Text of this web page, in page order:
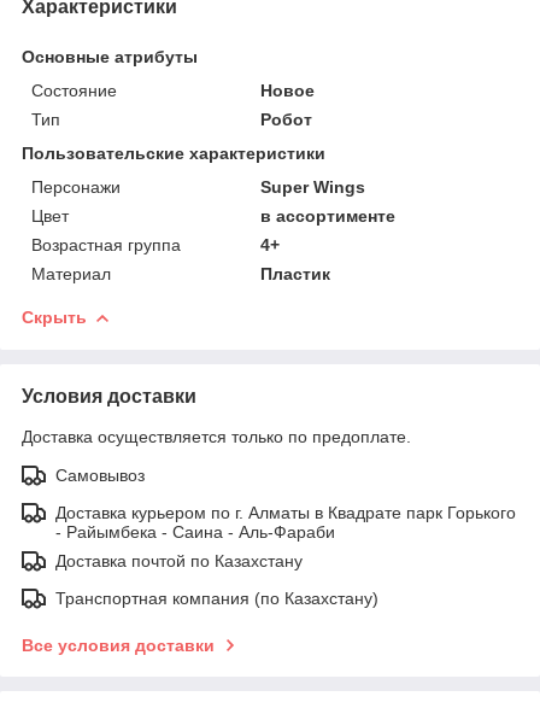
Характеристики
Основные атрибуты
Состояние
Новое
Тип
Робот
Пользовательские характеристики
Персонажи
Super Wings
Цвет
в ассортименте
Возрастная группа
4+
Материал
Пластик
Скрыть
Условия доставки
Доставка осуществляется только по предоплате.
Самовывоз
Доставка курьером по г. Алматы в Квадрате парк Горького
- Райымбека - Саина - Аль-Фараби
Доставка почтой по Казахстану
Транспортная компания (по Казахстану)
Все условия доставки